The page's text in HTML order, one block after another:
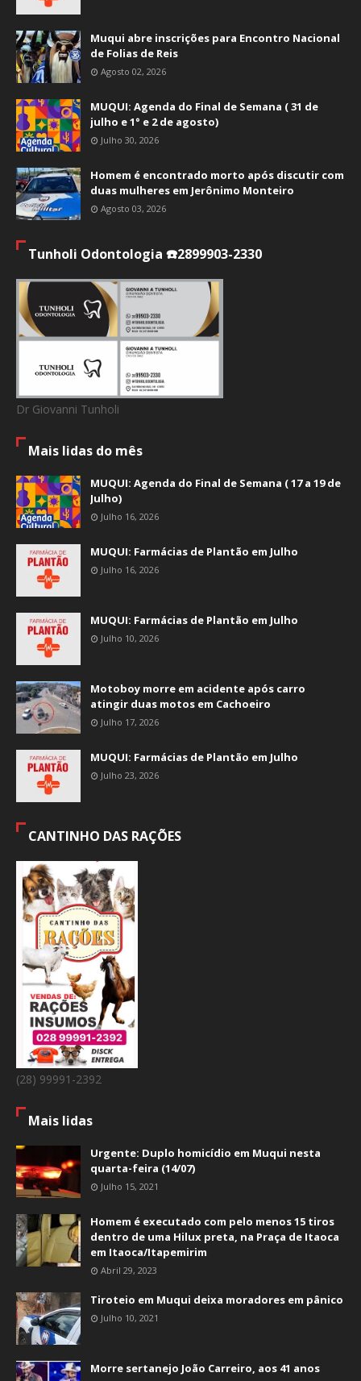
Muqui abre inscrições para Encontro Nacional
de Folias de Reis
Agosto 02, 2026
MUQUI: Agenda do Final de Semana ( 31 de
julho e 1° e 2 de agosto)
Julho 30, 2026
Homem é encontrado morto após discutir com
duas mulheres em Jerônimo Monteiro
Agosto 03, 2026
Tunholi Odontologia ☎️2899903-2330
Dr Giovanni Tunholi
Mais lidas do mês
MUQUI: Agenda do Final de Semana ( 17 a 19 de
Julho)
Julho 16, 2026
MUQUI: Farmácias de Plantão em Julho
Julho 16, 2026
MUQUI: Farmácias de Plantão em Julho
Julho 10, 2026
Motoboy morre em acidente após carro
atingir duas motos em Cachoeiro
Julho 17, 2026
MUQUI: Farmácias de Plantão em Julho
Julho 23, 2026
CANTINHO DAS RAÇÕES
(28) 99991-2392
Mais lidas
Urgente: Duplo homicídio em Muqui nesta
quarta-feira (14/07)
Julho 15, 2021
Homem é executado com pelo menos 15 tiros
dentro de uma Hilux preta, na Praça de Itaoca
em Itaoca/Itapemirim
Abril 29, 2023
Tiroteio em Muqui deixa moradores em pânico
Julho 10, 2021
Morre sertanejo João Carreiro, aos 41 anos